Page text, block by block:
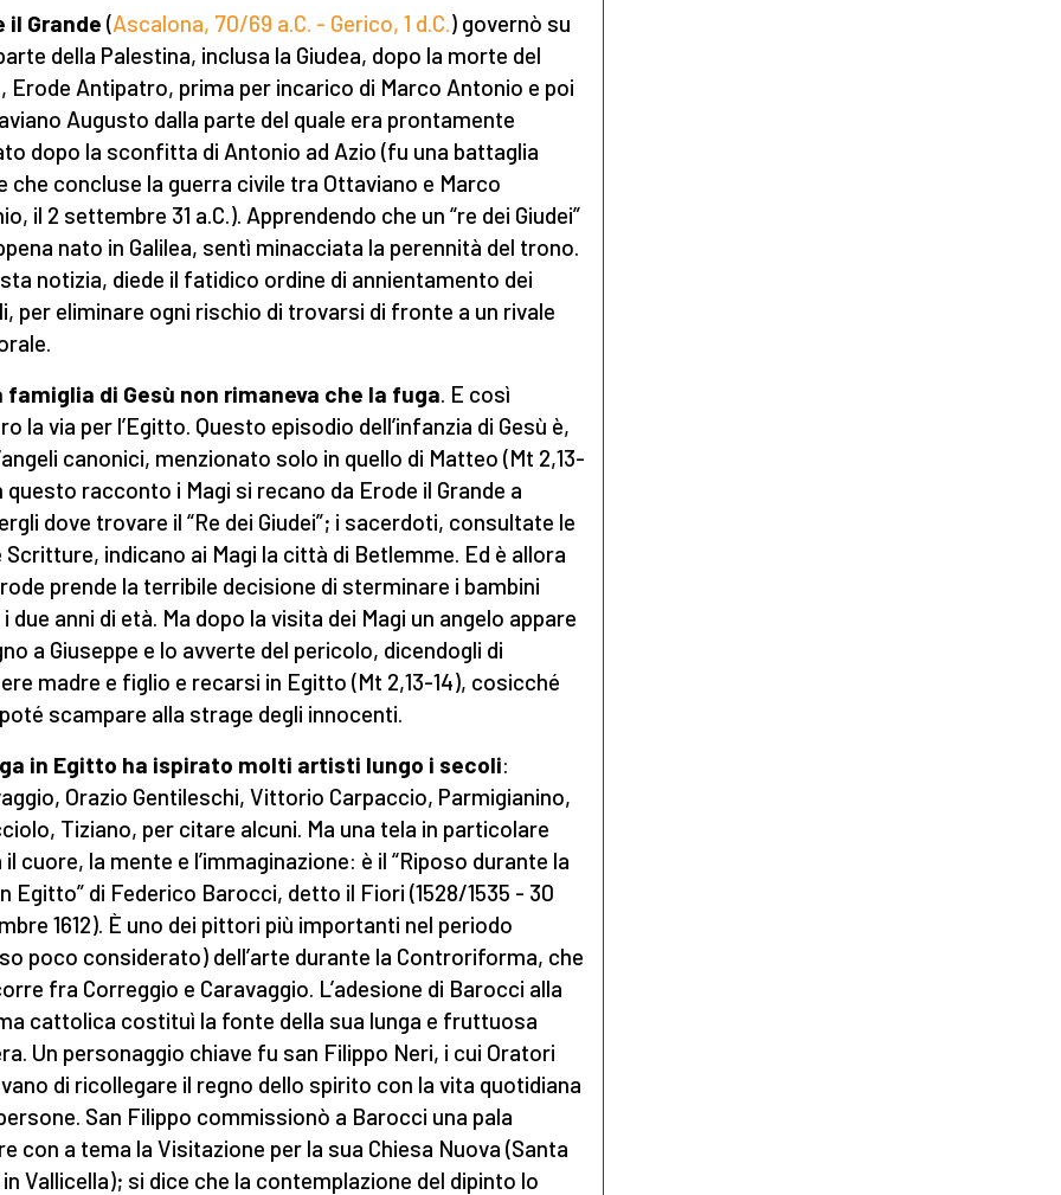
il Grande (Ascalona, 70/69 a.C. - Gerico, 1 d.C.) governò su
della Palestina, inclusa la Giudea, dopo la morte del
Erode Antipatro, prima per incarico di Marco Antonio e poi
Augusto dalla parte del quale era prontamente
dopo la sconfitta di Antonio ad Azio (fu una battaglia
che concluse la guerra civile tra Ottaviano e Marco
il 2 settembre 31 a.C.). Apprendendo che un “re dei Giudei”
nato in Galilea, sentì minacciata la perennità del trono.
notizia, diede il fatidico ordine di annientamento dei
per eliminare ogni rischio di trovarsi di fronte a un rivale
famiglia di Gesù non rimaneva che la fuga. E così
la via per l’Egitto. Questo episodio dell’infanzia di Gesù è,
canonici, menzionato solo in quello di Matteo (Mt 2,13-
questo racconto i Magi si recano da Erode il Grande a
dove trovare il “Re dei Giudei”; i sacerdoti, consultate le
Scritture, indicano ai Magi la città di Betlemme. Ed è allora
prende la terribile decisione di sterminare i bambini
due anni di età. Ma dopo la visita dei Magi un angelo appare
a Giuseppe e lo avverte del pericolo, dicendogli di
madre e figlio e recarsi in Egitto (Mt 2,13-14), cosicché
scampare alla strage degli innocenti.
in Egitto ha ispirato molti artisti lungo i secoli:
Orazio Gentileschi, Vittorio Carpaccio, Parmigianino,
Tiziano, per citare alcuni. Ma una tela in particolare
cuore, la mente e l’immaginazione: è il “Riposo durante la
Egitto” di Federico Barocci, detto il Fiori (1528/1535 - 30
1612). È uno dei pittori più importanti nel periodo
poco considerato) dell’arte durante la Controriforma, che
fra Correggio e Caravaggio. L’adesione di Barocci alla
cattolica costituì la fonte della sua lunga e fruttuosa
Un personaggio chiave fu san Filippo Neri, i cui Oratori
di ricollegare il regno dello spirito con la vita quotidiana
San Filippo commissionò a Barocci una pala
con a tema la Visitazione per la sua Chiesa Nuova (Santa
Vallicella); si dice che la contemplazione del dipinto lo